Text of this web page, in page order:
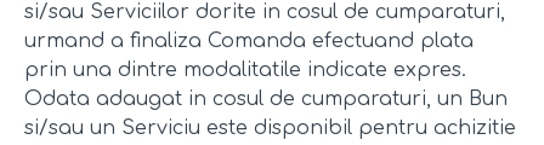
si/sau Serviciilor dorite in cosul de cumparaturi,
urmand a finaliza Comanda efectuand plata
prin una dintre modalitatile indicate expres.
Odata adaugat in cosul de cumparaturi, un Bun
si/sau un Serviciu este disponibil pentru achizitie